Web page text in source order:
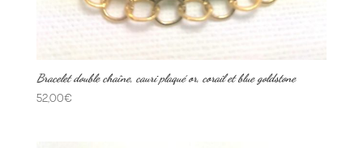
Bracelet double chaîne, cauri plaqué or, corail et blue goldstone
52,00€